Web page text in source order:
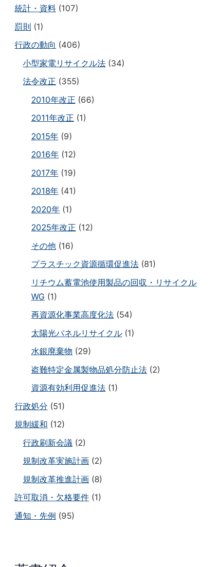
統計・資料 (107)
罰則 (1)
行政の動向 (406)
小型家電リサイクル法 (34)
法令改正 (355)
2010年改正 (66)
2011年改正 (1)
2015年 (9)
2016年 (12)
2017年 (19)
2018年 (41)
2020年 (1)
2025年改正 (12)
その他 (16)
プラスチック資源循環促進法 (81)
リチウム蓄電池使用製品の回収・リサイクル
WG (1)
再資源化事業高度化法 (54)
太陽光パネルリサイクル (1)
水銀廃棄物 (29)
盗難特定金属製物品処分防止法 (2)
資源有効利用促進法 (1)
行政処分 (51)
規制緩和 (12)
行政刷新会議 (2)
規制改革実施計画 (2)
規制改革推進計画 (8)
許可取消・欠格要件 (1)
通知・先例 (95)